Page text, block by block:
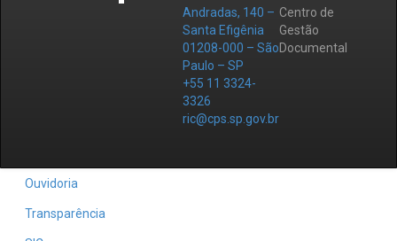
Andradas, 140 –
Santa Efigênia
01208-000 – São
Paulo – SP
+55 11 3324-
3326
ric@cps.sp.gov.br
Centro de
Gestão
Documental
Ouvidoria
Transparência